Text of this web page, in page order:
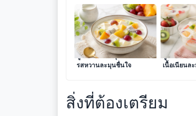
สูตรเต้าฮวยฟรุตสลัดนมสด
รสหวานละมุนชื่นใจ
สูตรเต้าฮว
เนื้อเนียนล
สิ่งที่ต้องเตรียม